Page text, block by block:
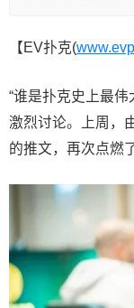
【EV扑克(
“谁是扑克史上最
激烈讨论。上周，
的推文，再次点燃